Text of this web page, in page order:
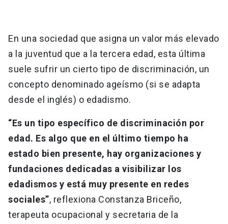
En una sociedad que asigna un valor más elevado
a la juventud que a la tercera edad, esta última
suele sufrir un cierto tipo de discriminación, un
concepto denominado ageísmo (si se adapta
desde el inglés) o edadismo.
“Es un tipo específico de discriminación por
edad. Es algo que en el último tiempo ha
estado bien presente, hay organizaciones y
fundaciones dedicadas a visibilizar los
edadismos y está muy presente en redes
sociales”, reflexiona Constanza Briceño,
terapeuta ocupacional y secretaria de la